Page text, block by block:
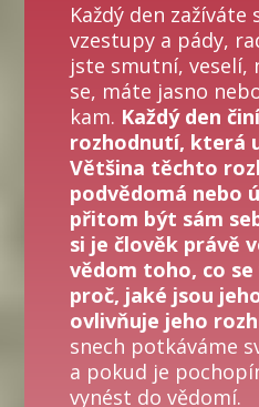
Každý den zažíváte
vzestupy a pády,
jste smutní, veselí,
se, máte jasno
kam. Každý den
rozhodnutí, která
Většina těchto
podvědomá nebo
přitom být sám
si je člověk právě
vědom toho, co se
proč, jaké jsou
ovlivňuje jeho
snech potkáváme
a pokud je
vynést do vědomí.